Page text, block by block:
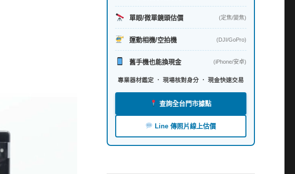
單眼/微單鏡頭估價 (定焦/變焦)
運動相機/空拍機 (DJI/GoPro)
舊手機也能換現金 (iPhone/安卓)
專業器材鑑定 ． 現場核對身分 ． 現金快速交易
查詢全台門市據點
Line 傳照片線上估價